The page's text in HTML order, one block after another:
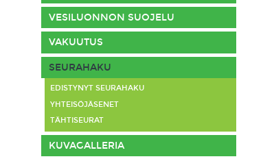
VESILUONNON SUOJELU
VAKUUTUS
SEURAHAKU
EDISTYNYT SEURAHAKU
YHTEISÖJÄSENET
TÄHTISEURAT
KUVAGALLERIA